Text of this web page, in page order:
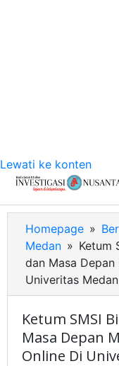
Lewati ke konten
Homepage »
Medan » Ketum
dan Masa Depan
Univeritas
Ketum SMSI
Masa Depan
Online Di